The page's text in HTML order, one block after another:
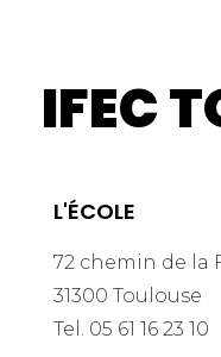
IFEC
L'ÉCOLE
72 chemin de la
31300 Toulouse
Tel. 05 61 16 23 10